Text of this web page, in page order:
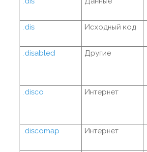
.dis
Исходный код
.disabled
Другие
.disco
Интернет
.discomap
Интернет